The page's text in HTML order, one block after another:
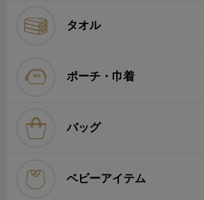
タオル
ポーチ・巾着
バッグ
ベビーアイテム